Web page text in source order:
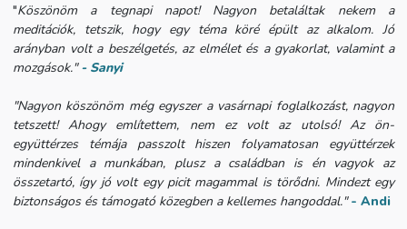
"Köszönöm a tegnapi napot! Nagyon betaláltak nekem a
meditációk, tetszik, hogy egy téma köré épült az alkalom. Jó
arányban volt a beszélgetés, az elmélet és a gyakorlat, valamint a
mozgások."- Sanyi
"Nagyon köszönöm még egyszer a vasárnapi foglalkozást, nagyon
tetszett! Ahogy említettem, nem ez volt az utolsó! Az ön-
együttérzes témája passzolt hiszen folyamatosan együttérzek
mindenkivel a munkában, plusz a családban is én vagyok az
összetartó, így jó volt egy picit magammal is törődni. Mindezt egy
biztonságos és támogató közegben a kellemes hangoddal." - Andi